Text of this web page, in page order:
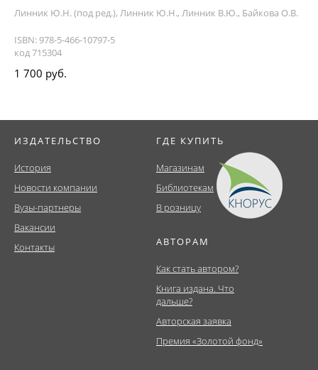
Линник Ю.Н. (под ред.), Линник Ю.Н., Линник В.Ю., Байкова О.В.
ISBN: 978-5-466-10797-5
код 715304
1 700 руб.
ИЗДАТЕЛЬСТВО
История
Новости компании
Вузы-партнеры
Вакансии
Контакты
ГДЕ КУПИТЬ
Магазинам
Библиотекам
В розницу
АВТОРАМ
Как стать автором?
Книга издана. Что
дальше?
Авторская заявка
Премия «Золотой фонд»